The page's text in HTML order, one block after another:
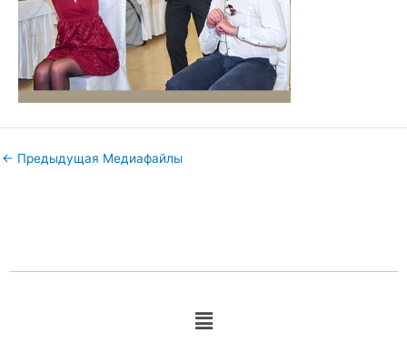
← Предыдущая Медиафайлы
Меню